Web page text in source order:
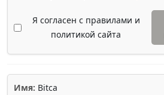
Я согласен с правилами и
политикой сайта
Имя: Bitca